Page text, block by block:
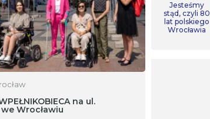
na ul.
Wrocławiu
Jesteśmy
stąd, czyli 80
lat polskiego
Wrocławia